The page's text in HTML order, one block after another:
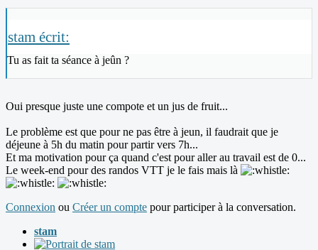
stam écrit:
Tu as fait ta séance à jeûn ?
Oui presque juste une compote et un jus de fruit...
Le problème est que pour ne pas être à jeun, il faudrait que je
déjeune à 5h du matin pour partir vers 7h...
Et ma motivation pour ça quand c'est pour aller au travail est de 0...
Le week-end pour des randos VTT je le fais mais là
Connexion ou Créer un compte pour participer à la conversation.
stam